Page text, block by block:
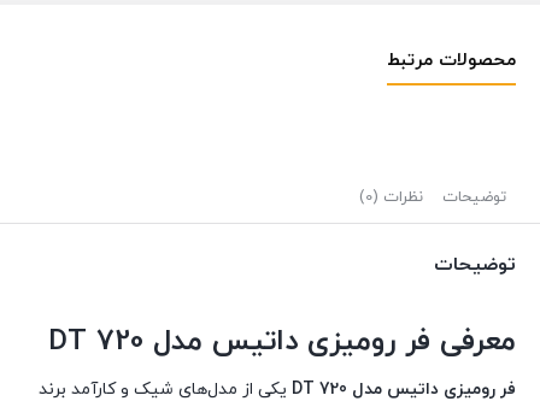
محصولات مرتبط
توضیحات نظرات (0)
توضیحات
معرفی فر رومیزی داتیس مدل DT 720
فر رومیزی داتیس مدل DT 720
یکی از مدل‌های شیک و کارآمد برند